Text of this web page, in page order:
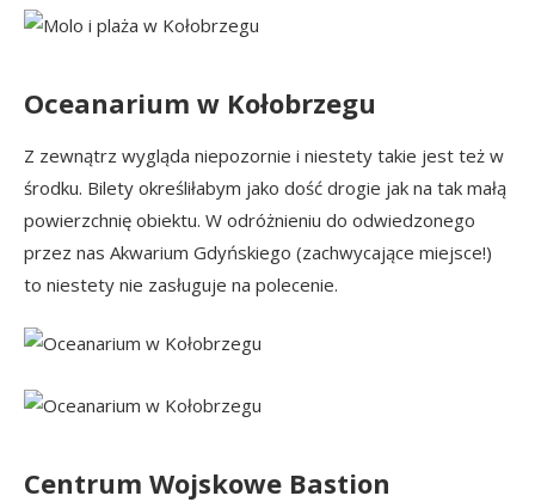
Oceanarium w Kołobrzegu
Z zewnątrz wygląda niepozornie i niestety takie jest też w
środku. Bilety określiłabym jako dość drogie jak na tak małą
powierzchnię obiektu. W odróżnieniu do odwiedzonego
przez nas Akwarium Gdyńskiego (zachwycające miejsce!)
to niestety nie zasługuje na polecenie.
Centrum Wojskowe Bastion